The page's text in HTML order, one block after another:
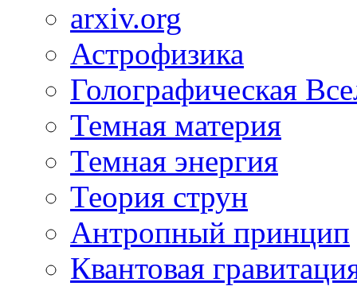
arxiv.org
Астрофизика
Голографическая
Темная материя
Темная энергия
Теория струн
Антропный принцип
Квантовая